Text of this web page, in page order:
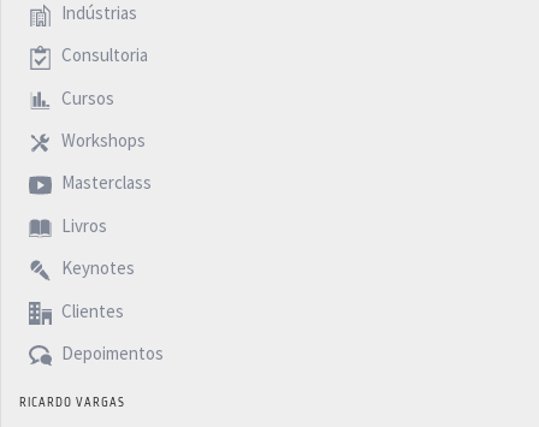
Indústrias
Consultoria
Cursos
Workshops
Masterclass
Livros
Keynotes
Clientes
Depoimentos
RICARDO VARGAS